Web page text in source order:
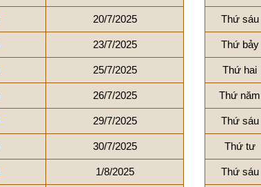
20/7/2025
23/7/2025
25/7/2025
26/7/2025
29/7/2025
30/7/2025
1/8/2025
Thứ sáu
Thứ bảy
Thứ hai
Thứ năm
Thứ sáu
Thứ tư
Thứ sáu